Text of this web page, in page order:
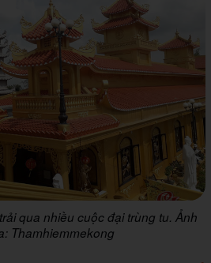
qua nhiều cuộc đại trùng tu. Ảnh
Thamhiemmekong